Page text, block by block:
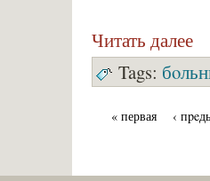
Читать далее
Tags:
« первая ‹